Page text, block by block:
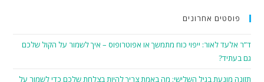
פוסטים אחרונים
ד”ר אלעד לאור: ייפוי כוח מתמשך או אפוטרופוס – איך לשמור על הקול שלכם
גם בעתיד?
תזונה מונעת בגיל השלישי: מה באמת צריך להיות בצלחת שלכם כדי לשמור על